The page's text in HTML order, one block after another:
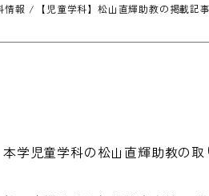
情報 【児童学科】松山直輝助教の掲載記
本学児童学科の松山直輝助教の